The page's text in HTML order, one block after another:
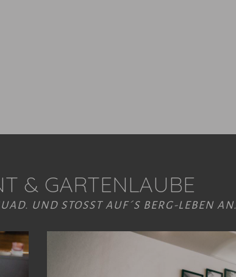
& GARTENLAUBE
UND STOSST AUF´S BERG-LEBEN AN.